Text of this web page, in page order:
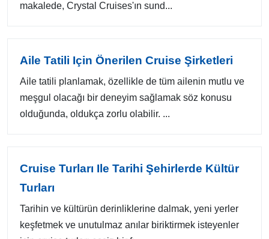
makalede, Crystal Cruises'ın sund...
Aile Tatili Için Önerilen Cruise Şirketleri
Aile tatili planlamak, özellikle de tüm ailenin mutlu ve
meşgul olacağı bir deneyim sağlamak söz konusu
olduğunda, oldukça zorlu olabilir. ...
Cruise Turları Ile Tarihi Şehirlerde Kültür
Turları
Tarihin ve kültürün derinliklerine dalmak, yeni yerler
keşfetmek ve unutulmaz anılar biriktirmek isteyenler